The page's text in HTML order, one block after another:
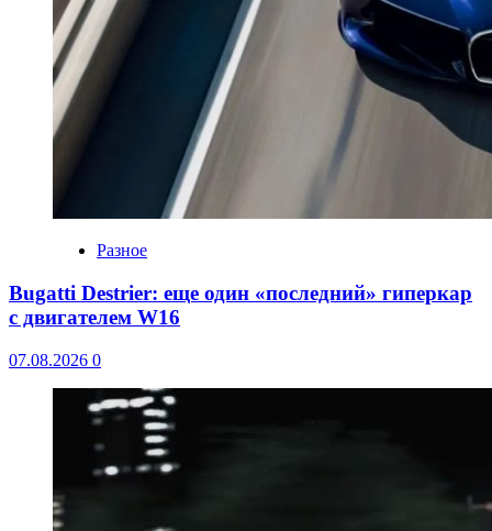
Разное
Bugatti Destrier: еще один «последний» гиперкар
с двигателем W16
07.08.2026 0